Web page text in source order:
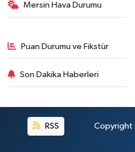
Mersin Hava Durumu
Puan Durumu ve Fikstür
Son Dakika Haberleri
RSS Copyright